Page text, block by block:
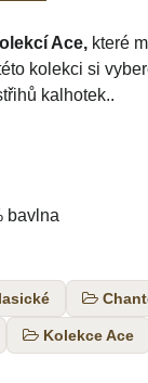
Ace,které
kolekci si
kalhotek..
bavlna
Kolekce Ace